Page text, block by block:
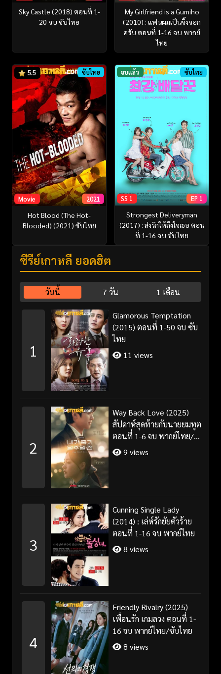
Sky Castle (2018) ตอนที่ 1-
20 จบ ซับไทย
My Girlfriend is a Gumiho
(2010) : แฟนผมเป็นจิ้งจอก
ครับ ตอนที่ 1-16 จบ พากย์
ไทย
5.5 ซับไทย
Movie 2021
Hot Blood (The Hot-
Blooded) (2021) ซับไทย
จบแล้ว ซับไทย
SS 1 EP 1
Strongest Deliveryman
(2017) : ส่งรักให้ถึงใจเธอ ตอน
ที่ 1-16 จบ ซับไทย
ซีรี่ย์เกาหลี ยอดฮิต
วันนี้ 7 วัน 1 เดือน
1
Glamorous Temptation
(2015) ตอนที่ 1-50 จบ ซับ
ไทย
11 views
2
Way Back Love (2025)
สัปดาห์สุดท้ายกับนายยมทูต
ตอนที่ 1-6 จบ พากย์ไทย/
ซับไทย
9 views
3
Cunning Single Lady
(2014) : เล่ห์รักยัยตัวร้าย
ตอนที่ 1-16 จบ พากย์ไทย
8 views
4
Friendly Rivalry (2025)
เพื่อนรัก เกมลวง ตอนที่ 1-
16 จบ พากย์ไทย/ซับไทย
8 views